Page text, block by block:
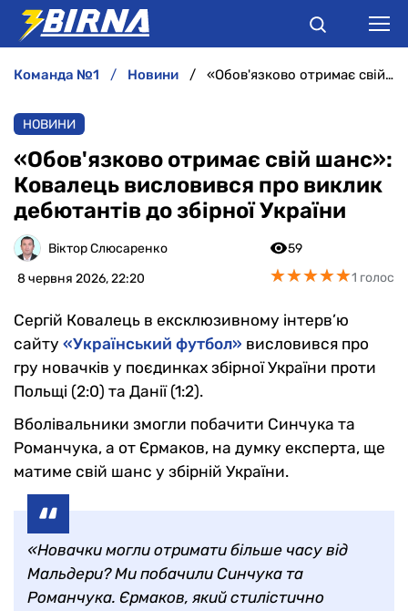
АНАЛІТИКА
ІНТЕРВ'Ю
РІЗНЕ
БУКМЕКЕРИ
команда №1 новини «Обов'язково отримає свій шанс»: Ковалець висловився про виклик дебютантів до збірної України
НОВИНИ
«Обов'язково отримає свій шанс»:
Ковалець висловився про виклик
дебютантів до збірної України
Віктор Слюсаренко
8 червня 2026, 22:20
59
★★★★★
★★★★★1 голос
Сергій Ковалець в ексклюзивному інтерв’ю
сайту «Український футбол» висловився про
гру новачків у поєдинках збірної України проти
Польщі (2:0) та Данії (1:2).
Вболівальники змогли побачити Синчука та
Романчука, а от Єрмаков, на думку експерта, ще
матиме свій шанс у збірній України.
«Новачки могли отримати більше часу від
Мальдери? Ми побачили Синчука та
Романчука. Єрмаков, який стилістично